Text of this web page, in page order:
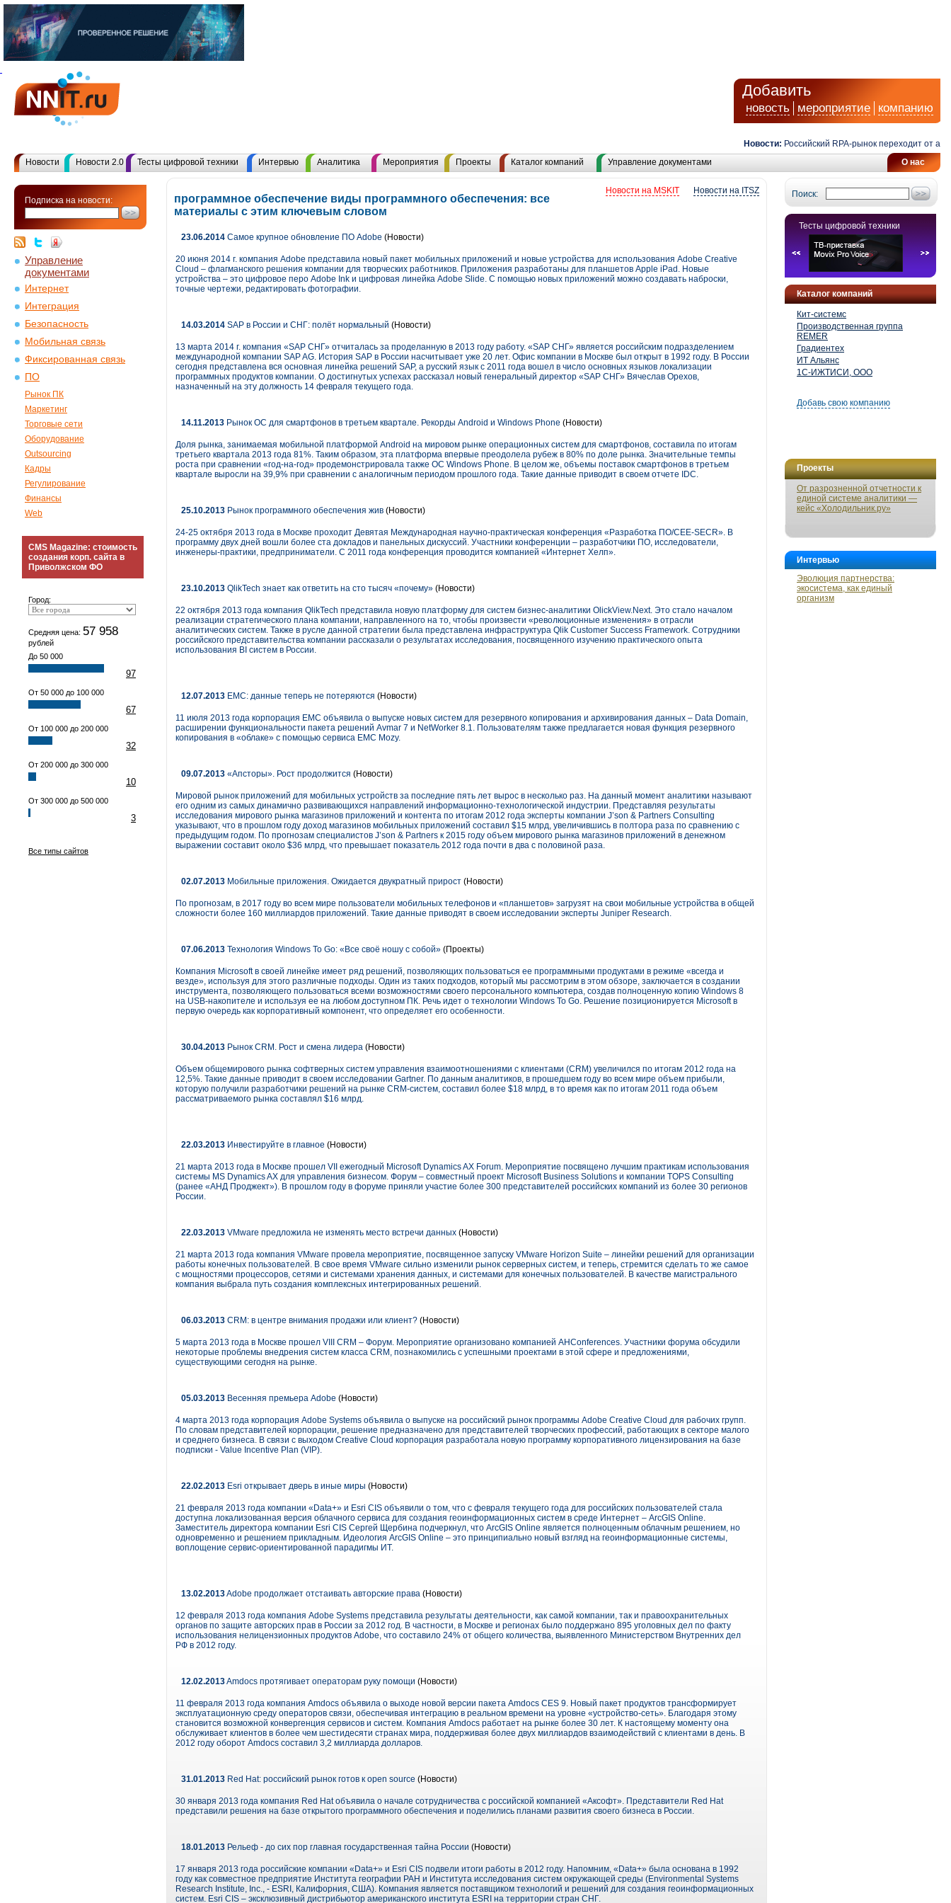
Добавить
новость мероприятие компанию
Новости: Российский RPA-рынок переходит от
О нас
Новости Новости 2.0 Тесты цифровой техники Интервью Аналитика Мероприятия Проекты Каталог компаний Управление документами
Подписка на новости:
Управление
документами
Интернет
Интеграция
Безопасность
Мобильная связь
Фиксированная связь
ПО
Рынок ПК
Маркетинг
Торговые сети
Оборудование
Outsourcing
Кадры
Регулирование
Финансы
Web
CMS Magazine: стоимость
создания корп. сайта в
Приволжском ФО
Город:
Средняя цена: 57 958
рублей
До 50 000
97
От 50 000 до 100 000
67
От 100 000 до 200 000
32
От 200 000 до 300 000
10
От 300 000 до 500 000
3
Все типы сайтов
Поиск:
Тесты цифровой техники
Каталог компаний
Кит-системс
Производственная группа
REMER
Градиентех
ИТ Альянс
1С-ИЖТИСИ, ООО
Добавь свою компанию
Проекты
От разрозненной отчетности к
единой системе аналитики —
кейс «Холодильник.ру»
Интервью
Эволюция партнерства:
экосистема, как единый
организм
Новости на ITSZ
Новости на MSKIT
программное обеспечение виды программного обеспечения: все
материалы с этим ключевым словом
23.06.2014 Самое крупное обновление ПО Adobe (Новости)
20 июня 2014 г. компания Adobe представила новый пакет мобильных приложений и новые устройства для использования Adobe Creative
Cloud – флагманского решения компании для творческих работников. Приложения разработаны для планшетов Apple iPad. Новые
устройства – это цифровое перо Adobe Ink и цифровая линейка Adobe Slide. С помощью новых приложений можно создавать наброски,
точные чертежи, редактировать фотографии.
14.03.2014 SAP в России и СНГ: полёт нормальный (Новости)
13 марта 2014 г. компания «SAP СНГ» отчиталась за проделанную в 2013 году работу. «SAP СНГ» является российским подразделением
международной компании SAP AG. История SAP в России насчитывает уже 20 лет. Офис компании в Москве был открыт в 1992 году. В России
сегодня представлена вся основная линейка решений SAP, а русский язык с 2011 года вошел в число основных языков локализации
программных продуктов компании. О достигнутых успехах рассказал новый генеральный директор «SAP СНГ» Вячеслав Орехов,
назначенный на эту должность 14 февраля текущего года.
14.11.2013 Рынок ОС для смартфонов в третьем квартале. Рекорды Android и Windows Phone (Новости)
Доля рынка, занимаемая мобильной платформой Android на мировом рынке операционных систем для смартфонов, составила по итогам
третьего квартала 2013 года 81%. Таким образом, эта платформа впервые преодолела рубеж в 80% по доле рынка. Значительные темпы
роста при сравнении «год-на-год» продемонстрировала также ОС Windows Phone. В целом же, объемы поставок смартфонов в третьем
квартале выросли на 39,9% при сравнении с аналогичным периодом прошлого года. Такие данные приводит в своем отчете IDC.
25.10.2013 Рынок программного обеспечения жив (Новости)
24-25 октября 2013 года в Москве проходит Девятая Международная научно-практическая конференция «Разработка ПО/CEE-SECR». В
программу двух дней вошли более ста докладов и панельных дискуссий. Участники конференции – разработчики ПО, исследователи,
инженеры-практики, предприниматели. С 2011 года конференция проводится компанией «Интернет Хелп».
23.10.2013 QlikTech знает как ответить на сто тысяч «почему» (Новости)
22 октября 2013 года компания QlikTech представила новую платформу для систем бизнес-аналитики OlickView.Next. Это стало началом
реализации стратегического плана компании, направленного на то, чтобы произвести «революционные изменения» в отрасли
аналитических систем. Также в русле данной стратегии была представлена инфраструктура Qlik Customer Success Framework. Сотрудники
российского представительства компании рассказали о результатах исследования, посвященного изучению практического опыта
использования BI систем в России.
12.07.2013 EMC: данные теперь не потеряются (Новости)
11 июля 2013 года корпорация EMC объявила о выпуске новых систем для резервного копирования и архивирования данных – Data Domain,
расширении функциональности пакета решений Avmar 7 и NetWorker 8.1. Пользователям также предлагается новая функция резервного
копирования в «облаке» с помощью сервиса EMC Mozy.
09.07.2013 «Апсторы». Рост продолжится (Новости)
Мировой рынок приложений для мобильных устройств за последние пять лет вырос в несколько раз. На данный момент аналитики называют
его одним из самых динамично развивающихся направлений информационно-технологической индустрии. Представляя результаты
исследования мирового рынка магазинов приложений и контента по итогам 2012 года эксперты компании J’son & Partners Consulting
указывают, что в прошлом году доход магазинов мобильных приложений составил $15 млрд, увеличившись в полтора раза по сравнению с
предыдущим годом. По прогнозам специалистов J’son & Partners к 2015 году объем мирового рынка магазинов приложений в денежном
выражении составит около $36 млрд, что превышает показатель 2012 года почти в два с половиной раза.
02.07.2013 Мобильные приложения. Ожидается двукратный прирост (Новости)
По прогнозам, в 2017 году во всем мире пользователи мобильных телефонов и «планшетов» загрузят на свои мобильные устройства в общей
сложности более 160 миллиардов приложений. Такие данные приводят в своем исследовании эксперты Juniper Research.
07.06.2013 Технология Windows To Go: «Все своё ношу с собой» (Проекты)
Компания Microsoft в своей линейке имеет ряд решений, позволяющих пользоваться ее программными продуктами в режиме «всегда и
везде», используя для этого различные подходы. Один из таких подходов, который мы рассмотрим в этом обзоре, заключается в создании
инструмента, позволяющего пользоваться всеми возможностями своего персонального компьютера, создав полноценную копию Windows 8
на USB-накопителе и используя ее на любом доступном ПК. Речь идет о технологии Windows To Go. Решение позиционируется Microsoft в
первую очередь как корпоративный компонент, что определяет его особенности.
30.04.2013 Рынок CRM. Рост и смена лидера (Новости)
Объем общемирового рынка софтверных систем управления взаимоотношениями с клиентами (CRM) увеличился по итогам 2012 года на
12,5%. Такие данные приводит в своем исследовании Gartner. По данным аналитиков, в прошедшем году во всем мире объем прибыли,
которую получили разработчики решений на рынке CRM-систем, составил более $18 млрд, в то время как по итогам 2011 года объем
рассматриваемого рынка составлял $16 млрд.
22.03.2013 Инвестируйте в главное (Новости)
21 марта 2013 года в Москве прошел VII ежегодный Microsoft Dynamics AX Forum. Мероприятие посвящено лучшим практикам использования
системы MS Dynamics AX для управления бизнесом. Форум – совместный проект Microsoft Business Solutions и компании TOPS Consulting
(ранее «АНД Проджект»). В прошлом году в форуме приняли участие более 300 представителей российских компаний из более 30 регионов
России.
22.03.2013 VMware предложила не изменять место встречи данных (Новости)
21 марта 2013 года компания VMware провела мероприятие, посвященное запуску VMware Horizon Suite – линейки решений для организации
работы конечных пользователей. В свое время VMware сильно изменили рынок серверных систем, и теперь, стремится сделать то же самое
с мощностями процессоров, сетями и системами хранения данных, и системами для конечных пользователей. В качестве магистрального
компания выбрала путь создания комплексных интегрированных решений.
06.03.2013 CRM: в центре внимания продажи или клиент? (Новости)
5 марта 2013 года в Москве прошел VIII CRM – Форум. Мероприятие организовано компанией AHConferences. Участники форума обсудили
некоторые проблемы внедрения систем класса CRM, познакомились с успешными проектами в этой сфере и предложениями,
существующими сегодня на рынке.
05.03.2013 Весенняя премьера Adobe (Новости)
4 марта 2013 года корпорация Adobe Systems объявила о выпуске на российский рынок программы Adobe Creative Cloud для рабочих групп.
По словам представителей корпорации, решение предназначено для представителей творческих профессий, работающих в секторе малого
и среднего бизнеса. В связи с выходом Creative Cloud корпорация разработала новую программу корпоративного лицензирования на базе
подписки - Value Incentive Plan (VIP).
22.02.2013 Esri открывает дверь в иные миры (Новости)
21 февраля 2013 года компании «Data+» и Esri CIS объявили о том, что с февраля текущего года для российских пользователей стала
доступна локализованная версия облачного сервиса для создания геоинформационных систем в среде Интернет – ArcGIS Online.
Заместитель директора компании Esri CIS Сергей Щербина подчеркнул, что ArcGIS Online является полноценным облачным решением, но
одновременно и решением прикладным. Идеология ArcGIS Online – это принципиально новый взгляд на геоинформационные системы,
воплощение сервис-ориентированной парадигмы ИТ.
13.02.2013Adobe продолжает отстаивать авторские права (Новости)
12 февраля 2013 года компания Adobe Systems представила результаты деятельности, как самой компании, так и правоохранительных
органов по защите авторских прав в России за 2012 год. В частности, в Москве и регионах было поддержано 895 уголовных дел по факту
использования нелицензионных продуктов Adobe, что составило 24% от общего количества, выявленного Министерством Внутренних дел
РФ в 2012 году.
12.02.2013Amdocs протягивает операторам руку помощи (Новости)
11 февраля 2013 года компания Amdocs объявила о выходе новой версии пакета Amdocs CES 9. Новый пакет продуктов трансформирует
эксплуатационную среду операторов связи, обеспечивая интеграцию в реальном времени на уровне «устройство-сеть». Благодаря этому
становится возможной конвергенция сервисов и систем. Компания Amdocs работает на рынке более 30 лет. К настоящему моменту она
обслуживает клиентов в более чем шестидесяти странах мира, поддерживая более двух миллиардов взаимодействий с клиентами в день. В
2012 году оборот Amdocs составил 3,2 миллиарда долларов.
31.01.2013 Red Hat: российский рынок готов к open source (Новости)
30 января 2013 года компания Red Hat объявила о начале сотрудничества с российской компанией «Аксофт». Представители Red Hat
представили решения на базе открытого программного обеспечения и поделились планами развития своего бизнеса в России.
18.01.2013 Рельеф - до сих пор главная государственная тайна России (Новости)
17 января 2013 года российские компании «Data+» и Esri CIS подвели итоги работы в 2012 году. Напомним, «Data+» была основана в 1992
году как совместное предприятие Института географии РАН и Института исследования систем окружающей среды (Environmental Systems
Research Institute, Inc., - ESRI, Калифорния, США). Компания является поставщиком технологий и решений для создания геоинформационных
систем. Esri CIS – эксклюзивный дистрибьютор американского института ESRI на территории стран СНГ.